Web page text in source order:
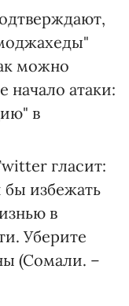
можно
начало атаки:
в
гласит:
избежать
в
Уберите
(Сомали. –